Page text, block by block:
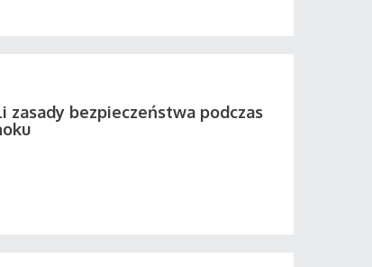
zasady bezpieczeństwa podczas